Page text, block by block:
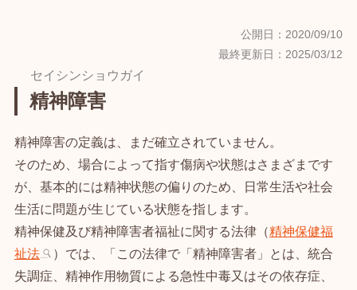
公開日：2020/09/10
最終更新日：2025/03/12
セイシンショウガイ
精神障害
精神障害の定義は、まだ確立されていません。
そのため、場合によって指す傷病や状態はさまざまです
が、基本的には精神状態の偏りのため、日常生活や社会
生活に問題が生じている状態を指します。
精神保健及び精神障害者福祉に関する法律（精神保健福
祉法
）では、「この法律で「精神障害者」とは、統合
失調症、精神作用物質による急性中毒又はその依存症、